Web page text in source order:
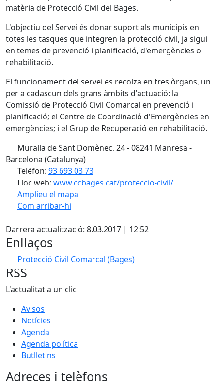
matèria de Protecció Civil del Bages.
L'objectiu del Servei és donar suport als municipis en
totes les tasques que integren la protecció civil, ja sigui
en temes de prevenció i planificació, d'emergències o
rehabilitació.
El funcionament del servei es recolza en tres òrgans, un
per a cadascun dels grans àmbits d'actuació: la
Comissió de Protecció Civil Comarcal en prevenció i
planificació; el Centre de Coordinació d'Emergències en
emergències; i el Grup de Recuperació en rehabilitació.
Muralla de Sant Domènec, 24 - 08241 Manresa -
Barcelona (Catalunya)
Telèfon: 93 693 03 73
Lloc web: www.ccbages.cat/proteccio-civil/
Amplieu el mapa
Com arribar-hi
+
−
Darrera actualització: 8.03.2017 | 12:52
Enllaços
Protecció Civil Comarcal (Bages)
RSS
L'actualitat a un clic
Avisos
Notícies
Agenda
Agenda política
Butlletins
Adreces i telèfons